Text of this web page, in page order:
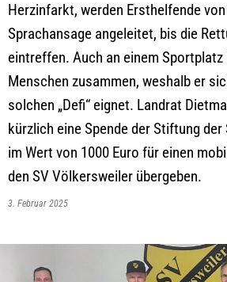
Herzinfarkt, werden Ersthelfende
Sprachansage angeleitet, bis die
eintreffen. Auch an einem
Menschen zusammen, weshalb er
solchen „Defi“ eignet. Landrat
kürzlich eine Spende der Stiftung
im Wert von 1000 Euro für einen
den SV Völkersweiler übergeben.
3. Februar 2025